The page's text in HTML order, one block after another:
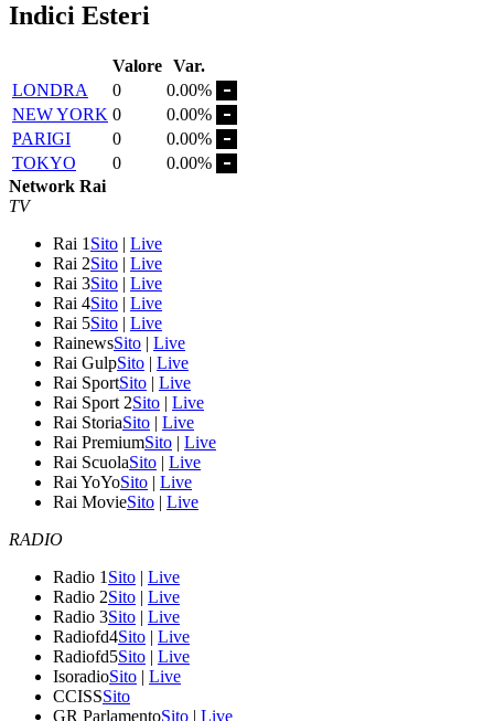
Indici Esteri
Valore Var.
LONDRA
0
0.00%
NEW YORK 0
0.00%
PARIGI
0
0.00%
TOKYO
0
0.00%
Network Rai
TV
Rai 1 Sito | Live
Rai 2Sito | Live
Rai 3Sito | Live
Rai 4Sito | Live
Rai 5Sito | Live
RainewsSito | Live
Rai GulpSito | Live
Rai SportSito | Live
Rai Sport 2Sito | Live
Rai StoriaSito | Live
Rai PremiumSito | Live
Rai ScuolaSito | Live
Rai YoYoSito | Live
Rai MovieSito | Live
RADIO
Radio 1 Sito | Live
Radio 2Sito | Live
Radio 3Sito | Live
Radiofd4Sito | Live
Radiofd5Sito | Live
IsoradioSito | Live
CCISSSito
GR ParlamentoSito | Live